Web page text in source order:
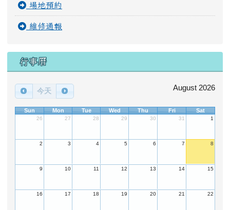
場地預約
維修通報
行事曆
今天 August 2026
Sun Mon Tue Wed Thu Fri Sat
26 27 28 29 30 31 1
2 3 4 5 6 7 8
9 10 11 12 13 14 15
16 17 18 19 20 21 22